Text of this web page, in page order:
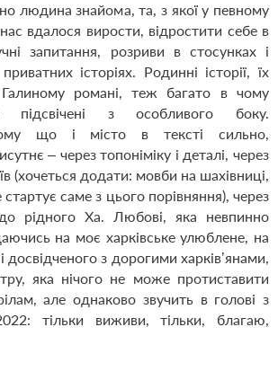
людина знайома, та, з якої у певному
вдалося вирости, відростити себе в
запитання, розриви в стосунках і
історіях. Родинні історії, їх
романі, теж багато в чому
підсвічені з особливого боку.
що і місто в тексті сильно,
– через топоніміку і деталі, через
(хочеться додати: мовби на шахівниці,
саме з цього порівняння), через
рідного Ха. Любові, яка невпинно
на моє харківське улюблене, на
досвідченого з дорогими харків’янами,
яка нічого не може протиставити
але однаково звучить в голові з
тільки виживи, тільки, благаю,